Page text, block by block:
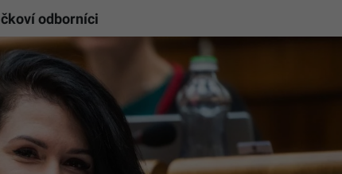
odborníci